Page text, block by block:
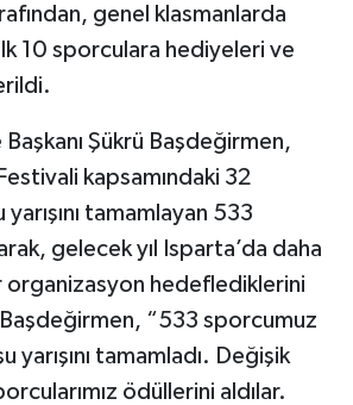
genel klasmanlarda
10 sporculara hediyeleri ve
Şükrü Başdeğirmen,
kapsamındaki 32
tamamlayan 533
gelecek yıl Isparta’da daha
organizasyon hedeflediklerini
“533 sporcumuz
yarışını tamamladı. Değişik
ödüllerini aldılar.